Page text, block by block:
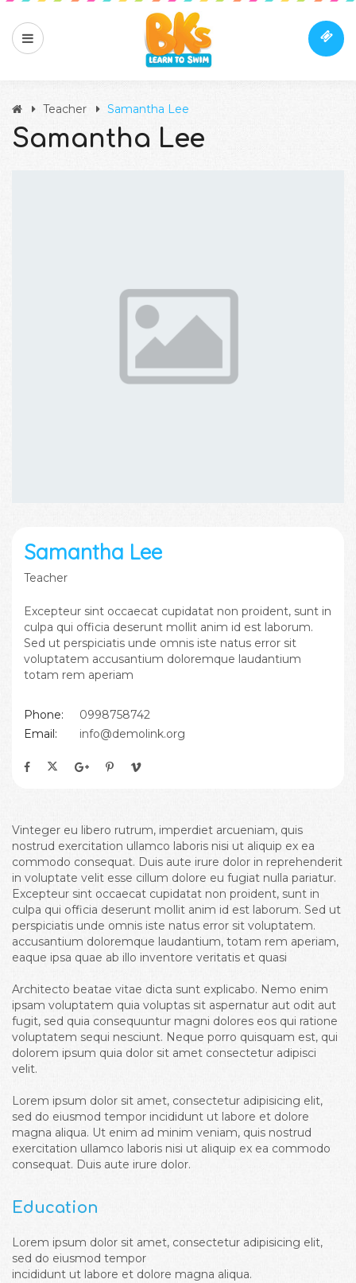
Teacher Samantha Lee
Samantha Lee
Samantha Lee
Teacher
Excepteur sint occaecat cupidatat non proident, sunt in
culpa qui officia deserunt mollit anim id est laborum.
Sed ut perspiciatis unde omnis iste natus error sit
voluptatem accusantium doloremque laudantium
totam rem aperiam
Phone:
0998758742
Email:
info@demolink.org
Vinteger eu libero rutrum, imperdiet arcueniam, quis
nostrud exercitation ullamco laboris nisi ut aliquip ex ea
commodo consequat. Duis aute irure dolor in reprehenderit
in voluptate velit esse cillum dolore eu fugiat nulla pariatur.
Excepteur sint occaecat cupidatat non proident, sunt in
culpa qui officia deserunt mollit anim id est laborum. Sed ut
perspiciatis unde omnis iste natus error sit voluptatem.
accusantium doloremque laudantium, totam rem aperiam,
eaque ipsa quae ab illo inventore veritatis et quasi
Architecto beatae vitae dicta sunt explicabo. Nemo enim
ipsam voluptatem quia voluptas sit aspernatur aut odit aut
fugit, sed quia consequuntur magni dolores eos qui ratione
voluptatem sequi nesciunt. Neque porro quisquam est, qui
dolorem ipsum quia dolor sit amet consectetur adipisci
velit.
Lorem ipsum dolor sit amet, consectetur adipisicing elit,
sed do eiusmod tempor incididunt ut labore et dolore
magna aliqua. Ut enim ad minim veniam, quis nostrud
exercitation ullamco laboris nisi ut aliquip ex ea commodo
consequat. Duis aute irure dolor.
Education
Lorem ipsum dolor sit amet, consectetur adipisicing elit,
sed do eiusmod tempor
incididunt ut labore et dolore magna aliqua.